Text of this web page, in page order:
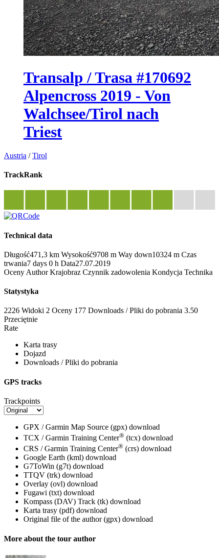
Transalp / Trasa #170692
Alpencross 2019 - Von
Walchsee/Tirol nach
Triest
Austria /Tirol
TrackRank
Technical data
Długość471,3 km Wysokość9708 m Way down10324 m Czas
trwania7 days 0 h Data27.07.2019
Oceny Author Krajobraz Czynnik zadowolenia Kondycja Technika
Statystyka
2226 Widoki 2 Oceny 177 Downloads / Pliki do pobrania 3.50
Przeciętnie
Rate
Karta trasy
Dojazd
Downloads / Pliki do pobrania
GPS tracks
Trackpoints
GPX / Garmin Map Source (gpx) download
TCX / Garmin Training Center® (tcx) download
CRS / Garmin Training Center® (crs) download
Google Earth (kml) download
G7ToWin (g7t) download
TTQV (trk) download
Overlay (ovl) download
Fugawi (txt) download
Kompass (DAV) Track (tk) download
Karta trasy (pdf) download
Original file of the author (gpx) download
More about the tour author